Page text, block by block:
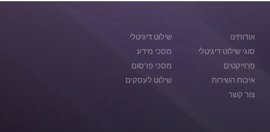
אודותינו
סוגי שילוט דיגיטלי
פרוייקטים
איכות השירות
צור קשר
שילוט דיגיטלי
מסכי מידע
מסכי פרסום
שילוט לעסקים